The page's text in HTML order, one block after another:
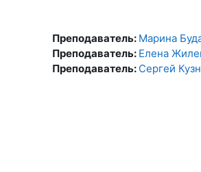
Преподаватель: Марина
Преподаватель: Елена
Преподаватель: Сергей